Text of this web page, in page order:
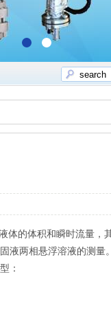
的体积和瞬时流量，
液两相悬浮溶液的测量
：